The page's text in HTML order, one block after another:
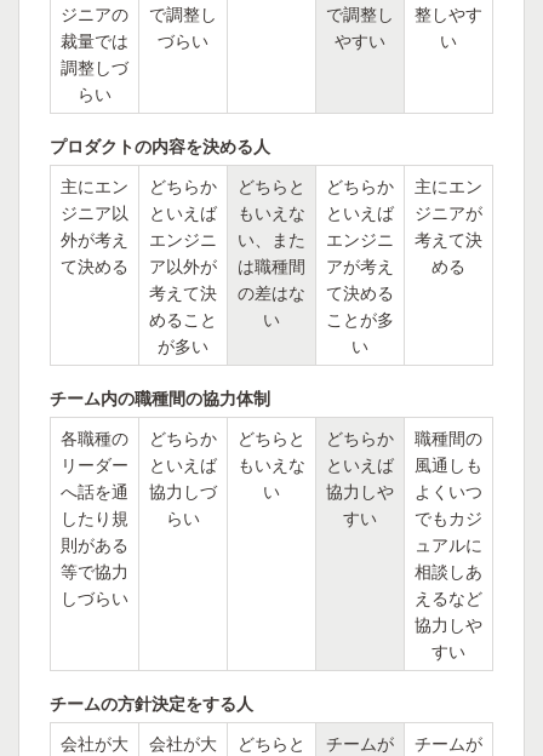
ジニアの
裁量では
調整しづ
らい
で調整し
づらい
で調整し
やすい
整しやす
い
プロダクトの内容を決める人
主にエン
ジニア以
外が考え
て決める
どちらか
といえば
エンジニ
ア以外が
考えて決
めること
が多い
どちらと
もいえな
い、また
は職種間
の差はな
い
どちらか
といえば
エンジニ
アが考え
て決める
ことが多
い
主にエン
ジニアが
考えて決
める
チーム内の職種間の協力体制
各職種の
リーダー
へ話を通
したり規
則がある
等で協力
しづらい
どちらか
といえば
協力しづ
らい
どちらと
もいえな
い
どちらか
といえば
協力しや
すい
職種間の
風通しも
よくいつ
でもカジ
ュアルに
相談しあ
えるなど
協力しや
すい
チームの方針決定をする人
会社が大
会社が大
どちらと
チームが
チームが